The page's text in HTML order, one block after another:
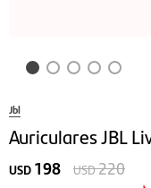
Jbl
Auriculares JBL
USD 198 USD220